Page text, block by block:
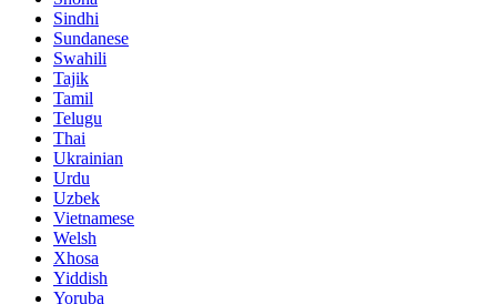
Sindhi
Sundanese
Swahili
Tajik
Tamil
Telugu
Thai
Ukrainian
Urdu
Uzbek
Vietnamese
Welsh
Xhosa
Yiddish
Yoruba